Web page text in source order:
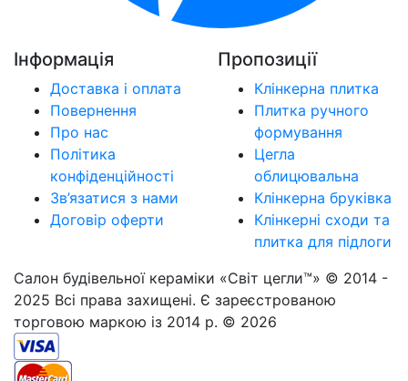
Інформація
Доставка і оплата
Повернення
Про нас
Політика
конфіденційності
Зв’язатися з нами
Договір оферти
Пропозиції
Клінкерна плитка
Плитка ручного
формування
Цегла
облицювальна
Клінкерна бруківка
Клінкерні сходи та
плитка для підлоги
Салон будівельної кераміки «Світ цегли™» © 2014 -
2025 Всі права захищені. Є зареєстрованою
торговою маркою із 2014 р. © 2026